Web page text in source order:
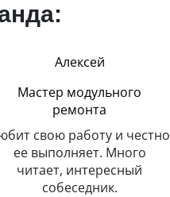
Алексей
Мастер модульного
ремонта
свою работу и честно
ее выполняет. Много
читает, интересный
собеседник.